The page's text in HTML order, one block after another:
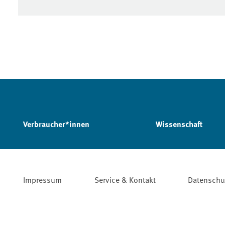
Verbraucher*innen Wissenschaft
Impressum Service & Kontakt